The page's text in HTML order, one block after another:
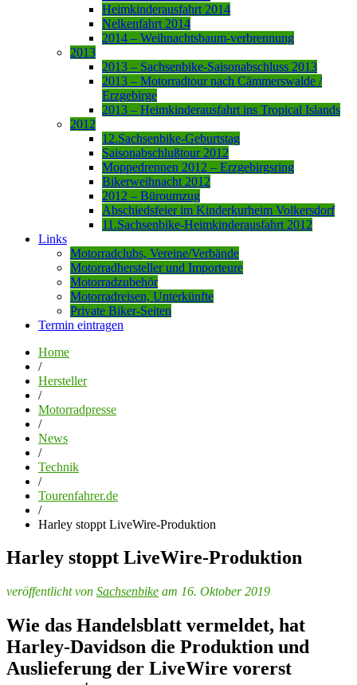
Heimkinderausfahrt 2014
Nelkenfahrt 2014
2014 – Weihnachtsbaum-verbrennung
2013
2013 – Sachsenbike-Saisonabschluss 2013
2013 – Motorradtour nach Cämmerswalde /
Erzgebirge
2013 – Heimkinderausfahrt ins Tropical Islands
2012
12.Sachsenbike-Geburtstag
Saisonabschlußtour 2012
Moppedrennen 2012 – Erzgebirgsring
Bikerweihnacht 2012
2012 – Büroumzug
Abschiedsfeier im Kinderkurheim Volkersdorf
11.Sachsenbike-Heimkinderausfahrt 2012
Links
Motorradclubs, Vereine/Verbände
Motorradhersteller und Importeure
Motorradzubehör
Motorradreisen, Unterkünfte
Private Biker-Seiten
Termin eintragen
Home
/
Hersteller
/
Motorradpresse
/
News
/
Technik
/
Tourenfahrer.de
/
Harley stoppt LiveWire-Produktion
Harley stoppt LiveWire-Produktion
veröffentlicht von Sachsenbike am 16. Oktober 2019
Wie das Handelsblatt vermeldet, hat
Harley-Davidson die Produktion und
Auslieferung der LiveWire vorerst